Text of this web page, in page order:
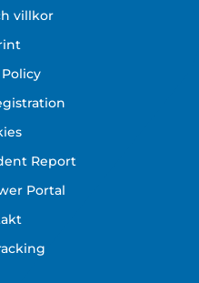
villkor
Report
Portal